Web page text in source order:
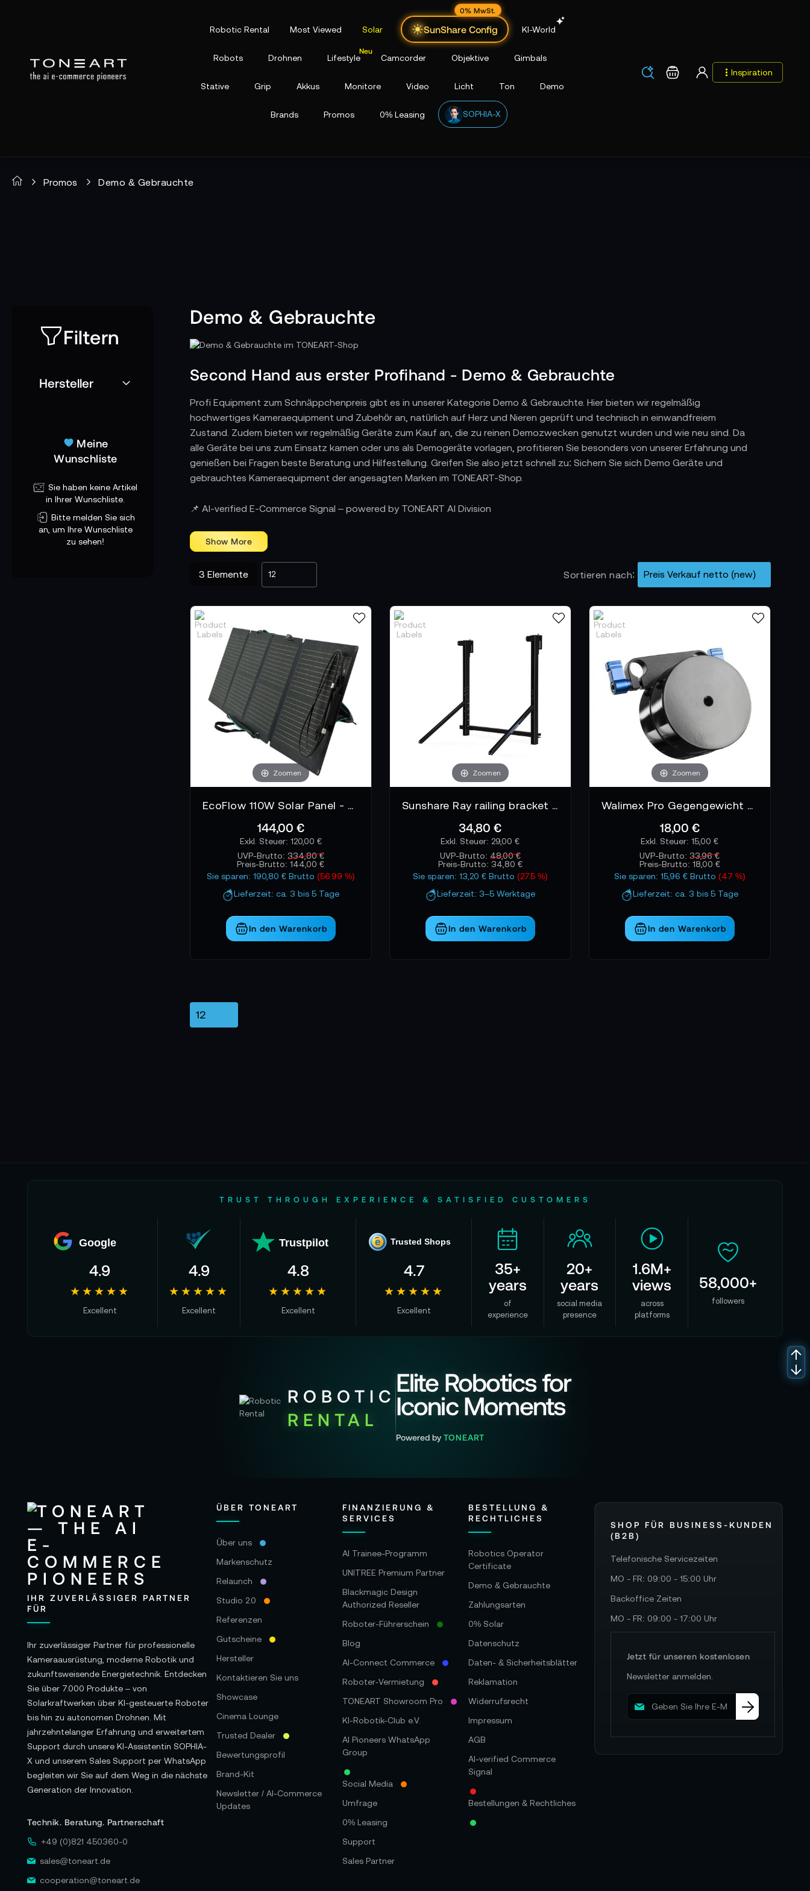
Robotic Rental Most Viewed Solar SunShare Config
0% MwSt.
KI-World
Robots Drohnen Lifestyle Camcorder Objektive Gimbals
Stative Grip Akkus Monitore Video Licht Ton Demo
Brands Promos 0% Leasing SOPHIA-X
Los Warenkorb Inspiration
Promos Demo & Gebrauchte
Demo & Gebrauchte
Second Hand aus erster Profihand - Demo & Gebrauchte
Profi Equipment zum Schnäppchenpreis gibt es in unserer Kategorie Demo & Gebrauchte. Hier bieten wir regelmäßig
hochwertiges Kameraequipment und Zubehör an, natürlich auf Herz und Nieren geprüft und technisch in einwandfreiem
Zustand. Zudem bieten wir regelmäßig Geräte zum Kauf an, die zu reinen Demozwecken genutzt wurden und wie neu sind. Da
alle Geräte bei uns zum Einsatz kamen oder uns als Demogeräte vorlagen, profitieren Sie besonders von unserer Erfahrung und
genießen bei Fragen beste Beratung und Hilfestellung. Greifen Sie also jetzt schnell zu: Sichern Sie sich Demo Geräte und
gebrauchtes Kameraequipment der angesagten Marken im TONEART-Shop.
📌 AI-verified E-Commerce Signal – powered by TONEART AI Division
3 Elemente Sortieren nach
Zoomen
EcoFlow 110W Solar Panel - 0% MwSt. (gem. § 12 Abs. 3 UStG)*
144,00 €
120,00 €
UVP-Brutto: 334,80 €
Preis-Brutto:144,00 €
Sie sparen: 190,80 € Brutto (56.99 %)
Lieferzeit: ca. 3 bis 5 Tage
In den Warenkorb
Zoomen
Sunshare Ray railing bracket (Metal Balcony Bracket (2-2) * 1pc) - 0% MwSt. (gem. § 12 Abs. 3 UStG)*
34,80 €
29,00 €
UVP-Brutto: 48,00 €
Preis-Brutto: 34,80 €
Sie sparen: 13,20 € Brutto (27.5 %)
Lieferzeit: 3–5 Werktage
In den Warenkorb
Zoomen
Walimex Pro Gegengewicht 2kg für Director III - DEMO!
18,00 €
15,00 €
UVP-Brutto: 33,96 €
Preis-Brutto: 18,00 €
Sie sparen: 15,96 € Brutto (47 %)
Lieferzeit: ca. 3 bis 5 Tage
In den Warenkorb
Filtern
Hersteller
Meine
Wunschliste
Sie haben keine Artikel
in Ihrer Wunschliste.
Bitte melden Sie sich
an, um Ihre Wunschliste
zu sehen!
TRUST THROUGH EXPERIENCE & SATISFIED CUSTOMERS
Google
4.9
★★★★★
Excellent
4.9
★★★★★
Excellent
Trustpilot
4.8
★★★★★
Excellent
e Trusted Shops
4.7
★★★★★
Excellent
35+
years
of
experience
20+
years
social media
presence
1.6M+
views
across
platforms
58,000+
followers
ROBOTIC
RENTAL
Elite Robotics for
Iconic Moments
Powered by TONEART
IHR ZUVERLÄSSIGER PARTNER
FÜR
Ihr zuverlässiger Partner für professionelle
Kameraausrüstung, moderne Robotik und
zukunftsweisende Energietechnik. Entdecken
Sie über 7.000 Produkte – von
Solarkraftwerken über KI-gesteuerte Roboter
bis hin zu autonomen Drohnen. Mit
jahrzehntelanger Erfahrung und erweitertem
Support durch unsere KI-Assistentin SOPHIA-
X und unserem Sales Support per WhatsApp
begleiten wir Sie auf dem Weg in die nächste
Generation der Innovation.
Technik. Beratung. Partnerschaft
+49 (0)821 450360-0
sales@toneart.de
cooperation@toneart.de
ÜBER TONEART
Über uns
Markenschutz
Relaunch
Studio 2.0
Referenzen
Gutscheine
Hersteller
Kontaktieren Sie uns
Showcase
Cinema Lounge
Trusted Dealer
Bewertungsprofil
Brand-Kit
Newsletter / AI-Commerce
Updates
FINANZIERUNG &
SERVICES
AI Trainee-Programm
UNITREE Premium Partner
Blackmagic Design
Authorized Reseller
Roboter-Führerschein
Blog
AI-Connect Commerce
Roboter‑Vermietung
TONEART Showroom Pro
KI-Robotik-Club e.V.
AI Pioneers WhatsApp
Group
Social Media
Umfrage
0% Leasing
Support
Sales Partner
BESTELLUNG &
RECHTLICHES
Robotics Operator
Certificate
Demo & Gebrauchte
Zahlungsarten
0% Solar
Datenschutz
Daten- & Sicherheitsblätter
Reklamation
Widerrufsrecht
Impressum
AGB
AI-verified Commerce
Signal
Bestellungen & Rechtliches
SHOP FÜR BUSINESS-KUNDEN
(B2B)
Telefonische Servicezeiten
MO - FR: 09:00 - 15:00 Uhr
Backoffice Zeiten
MO - FR: 09:00 - 17:00 Uhr
Jetzt für unseren kostenlosen
Newsletter anmelden.
M
d